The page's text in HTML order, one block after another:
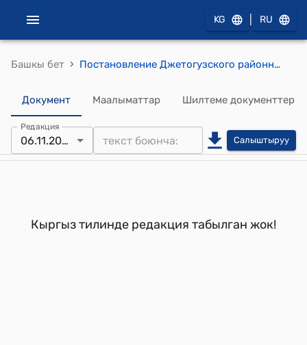
KG RU
Башкы бет › Постановление Джетогузского районного кенеша от 6 ноября 2006 года № 18 "О внесении изменений местных налогов и сборов на территории района"
Документ Маалыматтар Шилтеме документтер
Редакция
06.11.2006 Салыштыруу
Кыргыз тилинде редакция табылган жок!